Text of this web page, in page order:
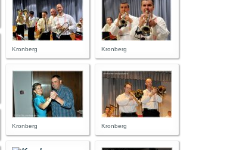
Kronberg Kronberg
Kronberg Kronberg